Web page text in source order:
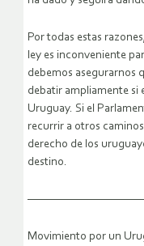
Por todas estas
ley es inconveniente
debemos asegurarnos
debatir ampliamente si
Uruguay. Si el
recurrir a otros
derecho de los
destino.
Movimiento por un